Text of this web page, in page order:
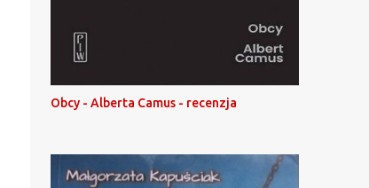
Obcy - Alberta Camus - recenzja